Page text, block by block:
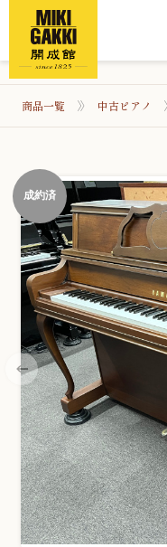
便利なサービス
開成館を知る
音楽教室・イベン
サポート・購入特典
お問
受付時間
商品一覧 中古ピアノ
成約済